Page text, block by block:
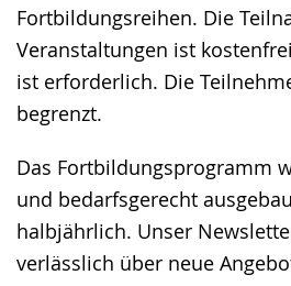
Fortbildungsreihen. Die
Veranstaltungen ist
ist erforderlich. Die
begrenzt.
Das Fortbildungsprogramm
und bedarfsgerecht
halbjährlich. Unser
verlässlich über neue